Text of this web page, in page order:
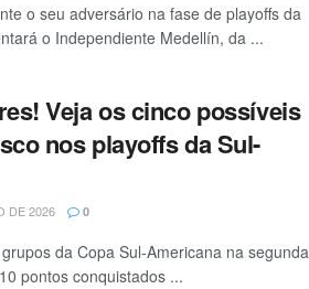
o seu adversário na fase de playoffs da
o Independiente Medellín, da ...
Veja os cinco possíveis
nos playoffs da Sul-
DE 2026 0
da Copa Sul-Americana na segunda
pontos conquistados ...